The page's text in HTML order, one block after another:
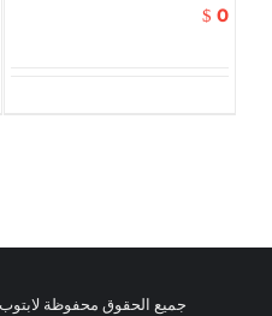
$ 0
جميع الحقوق محفوظة لابتوب